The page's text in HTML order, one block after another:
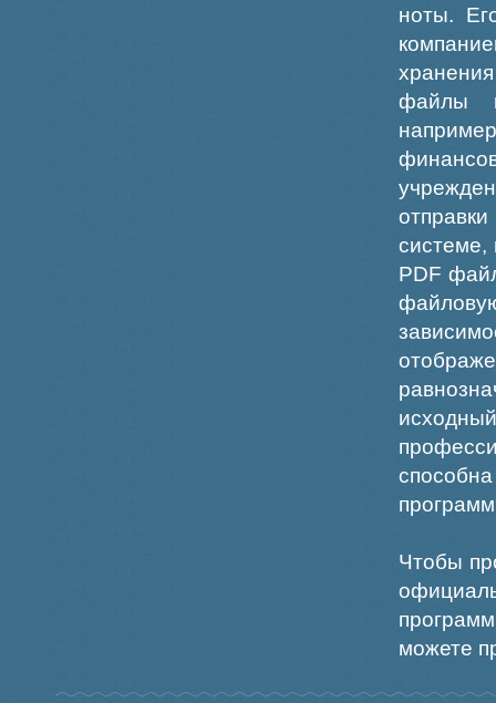
ноты.
файлы
системе,
PDF
Чтобы
можете